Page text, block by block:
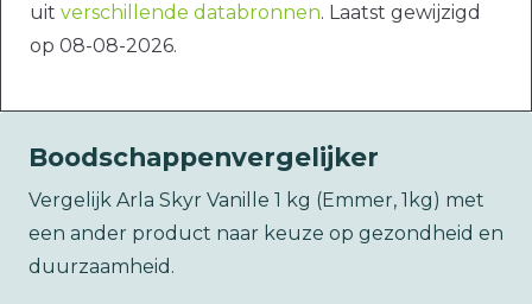
uit verschillende databronnen. Laatst gewijzigd
op 08-08-2026.
Boodschappenvergelijker
Vergelijk Arla Skyr Vanille 1 kg (Emmer, 1kg) met
een ander product naar keuze op gezondheid en
duurzaamheid.